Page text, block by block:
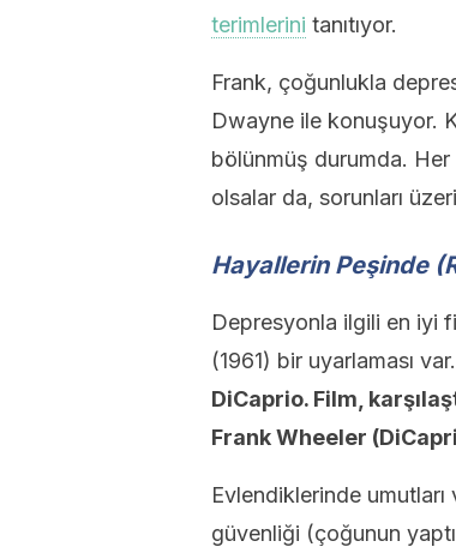
terimlerini tanıtıyor.
Frank, çoğunlukla
Dwayne ile konuşuyor.
bölünmüş durumda.
olsalar da, sorunları
Hayallerin Peşinde (
Depresyonla ilgili en iyi
(1961) bir uyarlaması var.
DiCaprio. Film,
Frank Wheeler
Evlendiklerinde
güvenliği (çoğunun